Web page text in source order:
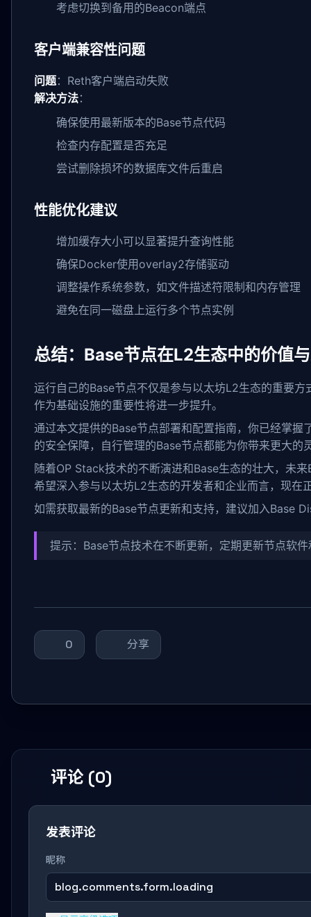
考虑切换到备用的Beacon端点
客户端兼容性问题
问题：Reth客户端启动失败
解决方法：
确保使用最新版本的Base节点代码
检查内存配置是否充足
尝试删除损坏的数据库文件后重启
性能优化建议
增加缓存大小可以显著提升查询性能
确保Docker使用overlay2存储驱动
调整操作系统参数，如文件描述符限制和内存管理
避免在同一磁盘上运行多个节点实例
总结：Base节点在L2生态中的价值
运行自己的Base节点不仅是参与以太坊L2生态的重要
作为基础设施的重要性将进一步提升。
通过本文提供的Base节点部署和配置指南，你已经掌
的安全保障，自行管理的Base节点都能为你带来更大的
随着OP Stack技术的不断演进和Base生态的壮大，未
希望深入参与以太坊L2生态的开发者和企业而言，现在
如需获取最新的Base节点更新和支持，建议加入Base
提示：Base节点技术在不断更新，定期更新节点软
0 分享
评论 (0)
发表评论
昵称
blog.comments.form.loading